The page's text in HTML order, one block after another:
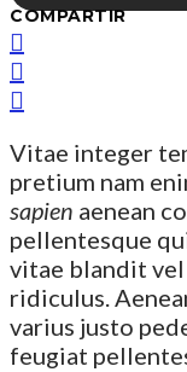
COMPARTIR
Vitae integer
pretium nam
sapien aenean
pellentesque
vitae blandit
ridiculus.
varius justo
feugiat